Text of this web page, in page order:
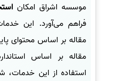
موسسه اشراق امکان
فراهم می‌آورد. این
مقاله بر اساس محتوای
مقاله بر اساس
استفاده از این خدمات،